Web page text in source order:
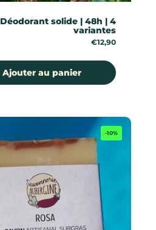
Déodorant solide | 48h | 4
variantes
Prix:
€12,90
Ajouter au panier
-10%